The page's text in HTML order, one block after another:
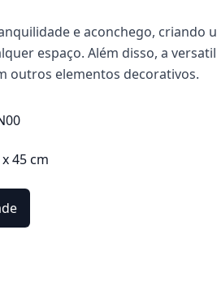
e aconchego, criando
espaço. Além disso, a
outros elementos decorativos.
45 cm